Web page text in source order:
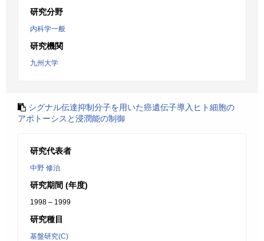
研究分野
内科学一般
研究機関
九州大学
シグナル伝達抑制分子を用いた癌遺伝子導入ヒト細胞の
アポトーシスと浸潤能の制御
研究代表者
中野 修治
研究期間 (年度)
1998 – 1999
研究種目
基盤研究(C)